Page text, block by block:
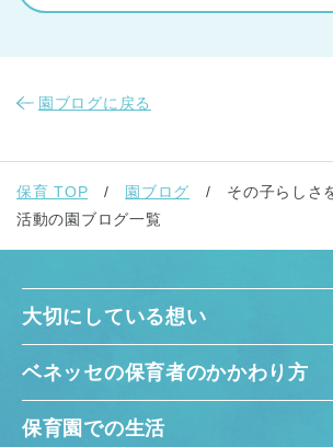
園ブログに戻る
保育 TOP 園ブログ
その子らしさ
活動の園ブログ一覧
大切にしている想い
ベネッセの保育者のかかわり方
保育園での生活